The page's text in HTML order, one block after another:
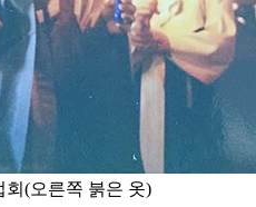
회(오른쪽 붉은 옷)